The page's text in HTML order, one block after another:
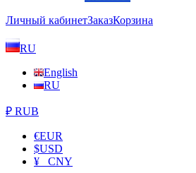
Личный кабинетЗаказКорзина
RU
English
RU
₽ RUB
€EUR
$USD
¥ CNY